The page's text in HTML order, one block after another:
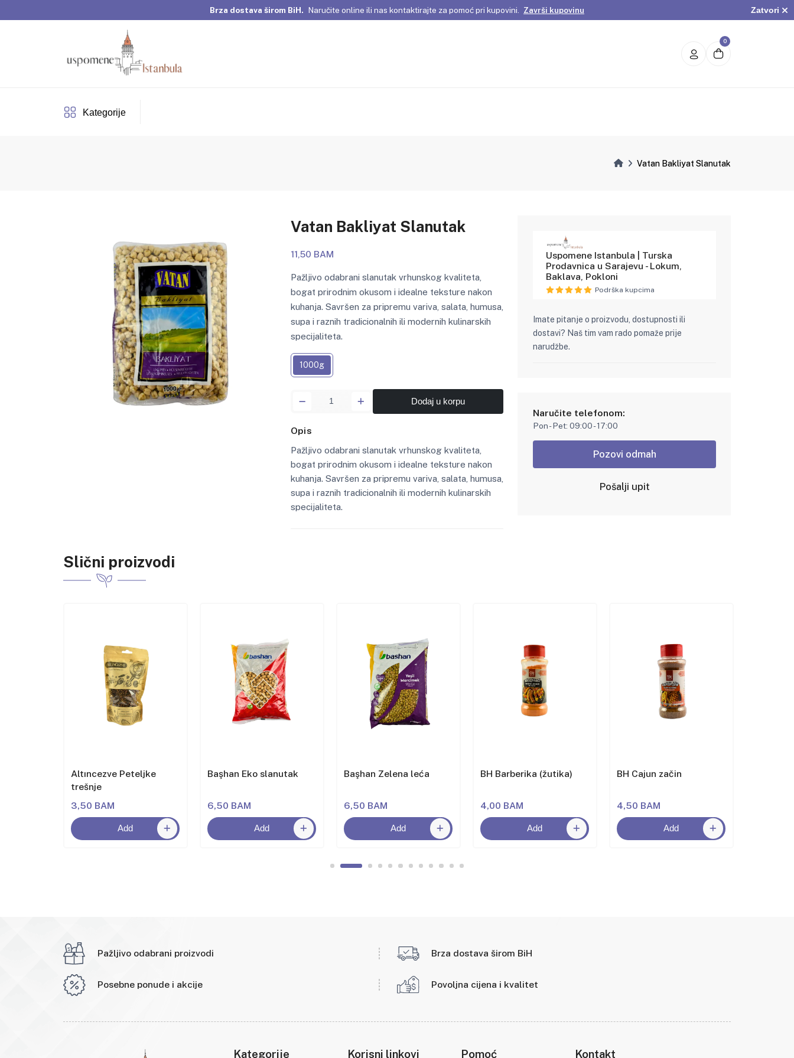
Brza dostava širom BiH. Naručite online ili nas kontaktirajte za pomoć pri kupovini.
Završi kupovinu
Dobrodošli u Uspomene Istanbula! Pažljivo odabrani proizvodi i posebne ponude za vas. Pogledaj ponudu
Zatvori
0
Kategorije
Vatan Bakliyat Slanutak
Vatan Bakliyat Slanutak
11,50 BAM
Pažljivo odabrani slanutak vrhunskog kvaliteta,
bogat prirodnim okusom i idealne teksture nakon
kuhanja. Savršen za pripremu variva, salata, humusa,
supa i raznih tradicionalnih ili modernih kulinarskih
specijaliteta.
1000g
Dodaj u korpu
Opis
Pažljivo odabrani slanutak vrhunskog kvaliteta,
bogat prirodnim okusom i idealne teksture nakon
kuhanja. Savršen za pripremu variva, salata, humusa,
supa i raznih tradicionalnih ili modernih kulinarskih
specijaliteta.
Uspomene Istanbula | Turska
Prodavnica u Sarajevu - Lokum,
Baklava, Pokloni
Podrška kupcima
Imate pitanje o proizvodu, dostupnosti ili
dostavi? Naš tim vam rado pomaže prije
narudžbe.
Naručite telefonom:
Pon - Pet: 09:00 - 17:00
Pozovi odmah
Pošalji upit
Slični proizvodi
Altıncezve Peteljke
trešnje
3,50 BAM
Add
Başhan Eko slanutak
6,50 BAM
Add
Başhan Zelena leća
6,50 BAM
Add
BH Barberika (žutika)
4,00 BAM
Add
BH Cajun začin
4,50 BAM
Add
Pažljivo odabrani proizvodi Brza dostava širom BiH
Posebne ponude i akcije Povoljna cijena i kvalitet
Kategorije Korisni linkovi Pomoć Kontakt